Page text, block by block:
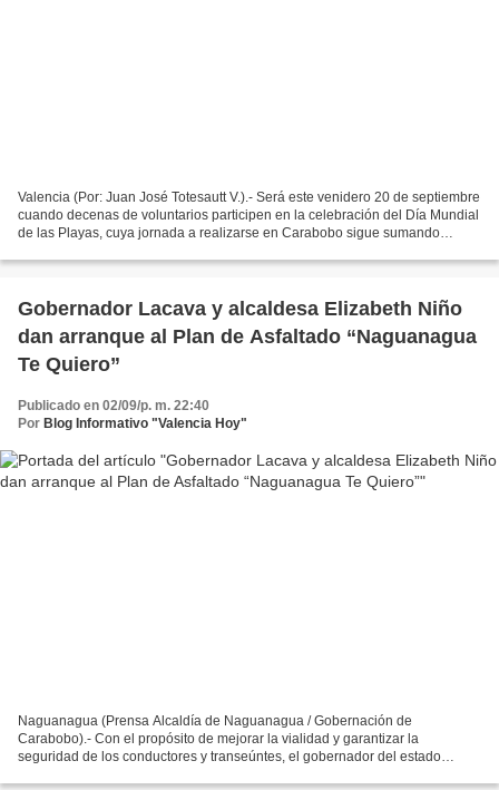
Valencia (Por: Juan José Totesautt V.).- Será este venidero 20 de septiembre
cuando decenas de voluntarios participen en la celebración del Día Mundial
de las Playas, cuya jornada a realizarse en Carabobo sigue sumando
Gobernador Lacava y alcaldesa Elizabeth Niño
dan arranque al Plan de Asfaltado “Naguanagua
Te Quiero”
Publicado en 02/09/p. m. 22:40
Por Blog Informativo "Valencia Hoy"
Naguanagua (Prensa Alcaldía de Naguanagua / Gobernación de
Carabobo).- Con el propósito de mejorar la vialidad y garantizar la
seguridad de los conductores y transeúntes, el gobernador del estado